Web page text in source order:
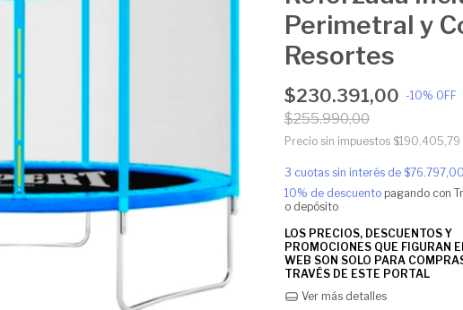
Perimetral y
Resortes
$230.391,00 -10% OFF
$255.990,00
Precio sin impuestos $190.405,79
3 cuotas sin interés de $76.797,00
10% de descuento pagando con
o depósito
Ver más detalles